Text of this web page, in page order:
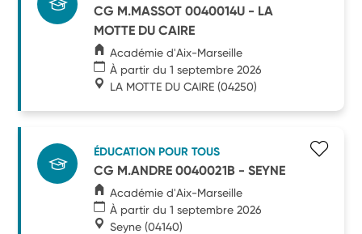
CG M.MASSOT 0040014U - LA
MOTTE DU CAIRE
Académie d'Aix-Marseille
À partir du 1 septembre 2026
LA MOTTE DU CAIRE (04250)
ÉDUCATION POUR TOUS
CG M.ANDRE 0040021B - SEYNE
Académie d'Aix-Marseille
À partir du 1 septembre 2026
Seyne (04140)